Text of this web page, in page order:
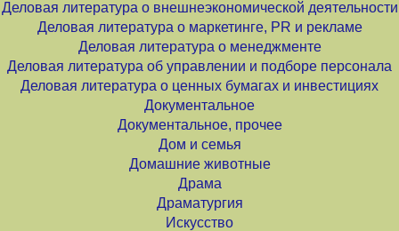
Деловая литература о внешнеэкономической деятельности
Деловая литература о маркетинге, PR и рекламе
Деловая литература о менеджменте
Деловая литература об управлении и подборе персонала
Деловая литература о ценных бумагах и инвестициях
Документальное
Документальное, прочее
Дом и семья
Домашние животные
Драма
Драматургия
Искусство